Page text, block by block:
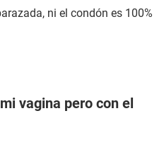
ni el condón es 100%
vagina pero con el